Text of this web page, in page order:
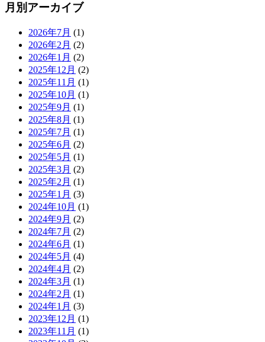
月別アーカイブ
2026年7月 (1)
2026年2月 (2)
2026年1月 (2)
2025年12月 (2)
2025年11月 (1)
2025年10月 (1)
2025年9月 (1)
2025年8月 (1)
2025年7月 (1)
2025年6月 (2)
2025年5月 (1)
2025年3月 (2)
2025年2月 (1)
2025年1月 (3)
2024年10月 (1)
2024年9月 (2)
2024年7月 (2)
2024年6月 (1)
2024年5月 (4)
2024年4月 (2)
2024年3月 (1)
2024年2月 (1)
2024年1月 (3)
2023年12月 (1)
2023年11月 (1)